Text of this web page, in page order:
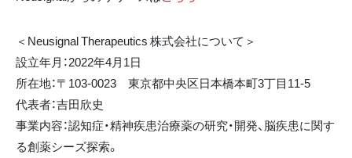
＜Neusignal Therapeutics 株式会社について＞
設立年月：2022年4月1日
所在地：〒103-0023 東京都中央区日本橋本町3丁目11-5
代表者：吉田欣史
事業内容：認知症・精神疾患治療薬の研究・開発、脳疾患に関す
る創薬シーズ探索。